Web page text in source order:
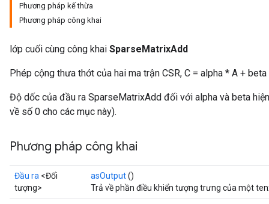
Phương pháp kế thừa
Phương pháp công khai
lớp cuối cùng công khai SparseMatrixAdd
Phép cộng thưa thớt của hai ma trận CSR, C = alpha * A + beta
Độ dốc của đầu ra SparseMatrixAdd đối với alpha và beta
về số 0 cho các mục này).
Phương pháp công khai
Đầu ra <Đối
tượng>
asOutput()
Trả về phần điều khiển tượng trưng của một